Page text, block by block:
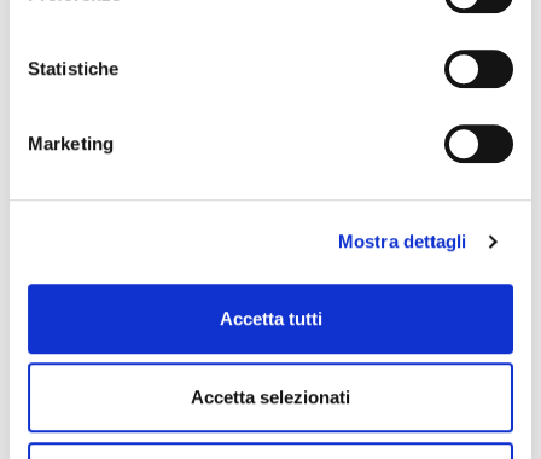
Statistiche
Marketing
Mostra dettagli
Accetta tutti
Accetta selezionati